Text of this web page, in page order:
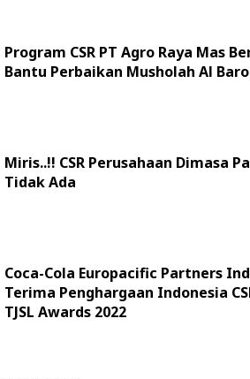
Program CSR PT Agro Raya Mas
Bantu Perbaikan Musholah Al
Miris..!! CSR Perusahaan Dimasa
Tidak Ada
Coca-Cola Europacific Partners
Terima Penghargaan Indonesia
TJSL Awards 2022